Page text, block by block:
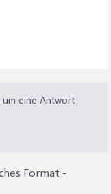
um eine Antwort
Format -